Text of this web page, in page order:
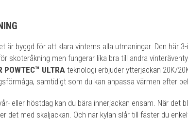
är byggd för att klara vinterns alla utmaningar. Den här
skoteråkning men fungerar lika bra till andra
POWTEC™ ULTRAteknologi erbjuder ytterjackan 20K/
samtidigt som du kan anpassa värmen efter
eller höstdag kan du bära innerjackan ensam. När det
det med skaljackan. Och när kylan slår till fäster du